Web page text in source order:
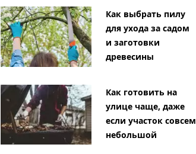
Как выбрать пилу
для ухода за садом
и заготовки
древесины
Как готовить на
улице чаще, даже
если участок совсем
небольшой